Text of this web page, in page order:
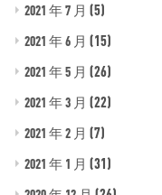
2021 年 7 月 (5)
2021 年 6 月 (15)
2021 年 5 月 (26)
2021 年 3 月 (22)
2021 年 2 月 (7)
2021 年 1 月 (31)